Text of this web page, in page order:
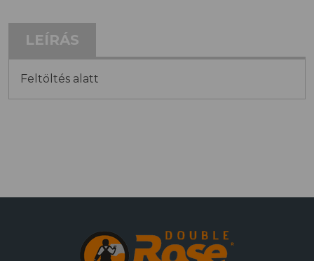
LEÍRÁS
Feltöltés alatt